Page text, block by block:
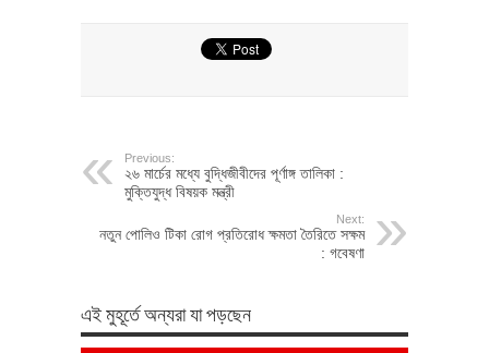
Previous:
২৬ মার্চের মধ্যে বুদ্ধিজীবীদের পূর্ণাঙ্গ তালিকা :
মুক্তিযুদ্ধ বিষয়ক মন্ত্রী
Next:
নতুন পোলিও টিকা রোগ প্রতিরোধ ক্ষমতা তৈরিতে সক্ষম
: গবেষণা
এই মুহূর্তে অন্যরা যা পড়ছেন